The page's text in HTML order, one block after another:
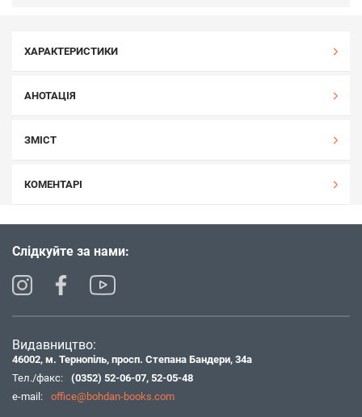
ХАРАКТЕРИСТИКИ
АНОТАЦІЯ
ЗМІСТ
КОМЕНТАРІ
Слідкуйте за нами:
Видавництво:
46002, м. Тернопіль, просп. Степана Бандери, 34а
Тел./факс:
(0352) 52-06-07, 52-05-48
e-mail:
office@bohdan-books.com